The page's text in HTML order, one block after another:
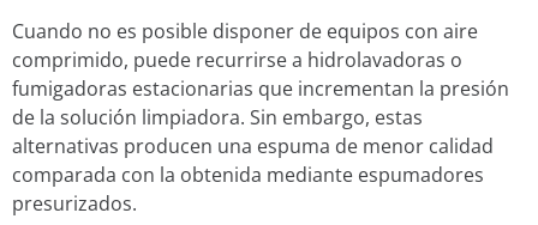
Cuando no es posible disponer de equipos con aire
comprimido, puede recurrirse a hidrolavadoras o
fumigadoras estacionarias que incrementan la presión
de la solución limpiadora. Sin embargo, estas
alternativas producen una espuma de menor calidad
comparada con la obtenida mediante espumadores
presurizados.